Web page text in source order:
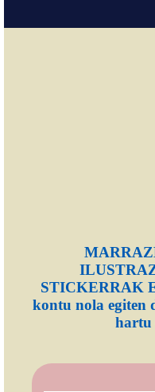
STICKERRAK
kontu nola
hartu